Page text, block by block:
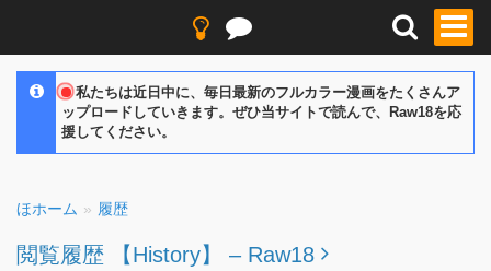
私たちは近日中に、毎日最新のフルカラー漫画をたくさんア
ップロードしていきます。ぜひ当サイトで読んで、Raw18を応
援してください。
ほホーム 履歴
閲覧履歴 【History】 – Raw18